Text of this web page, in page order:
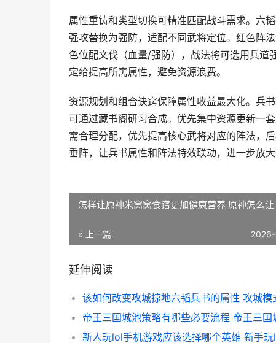
属性重铸和类型切换可精准匹配战斗需求。六
强攻替换为强防，适配不同武将定位。红色阵
色位配文伐（血量/强防），战法将可选用兵道
定给提高所需属性，避免资源浪费。
资源规划和组合诀窍保障属性收益最大化。兵
可通过藏书阁研习合成。优先集中资源更新一
需合理分配，优先提高核心武将对应的阵法，
垂阵，让兵书属性和阵法特效联动，进一步放大
怎样让原神米窝窝食谱更加健康营养 原神怎么让
« 上一篇
延伸阅读